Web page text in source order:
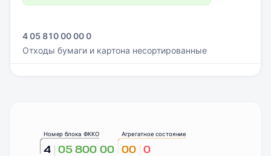
4 05 810 00 00 0
Отходы бумаги и картона несортированные
4
Номер блока ФККО
05 800 00
Агрегатное состояние
00 0